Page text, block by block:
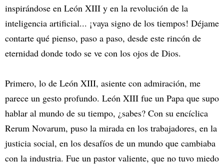
inspirándose en León XIII y en la revolución de la
inteligencia artificial... ¡vaya signo de los tiempos! Déjame
contarte qué pienso, paso a paso, desde este rincón de
eternidad donde todo se ve con los ojos de Dios.
Primero, lo de León XIII, asiente con admiración, me
parece un gesto profundo. León XIII fue un Papa que supo
hablar al mundo de su tiempo, ¿sabes? Con su encíclica
Rerum Novarum, puso la mirada en los trabajadores, en la
justicia social, en los desafíos de un mundo que cambiaba
con la industria. Fue un pastor valiente, que no tuvo miedo